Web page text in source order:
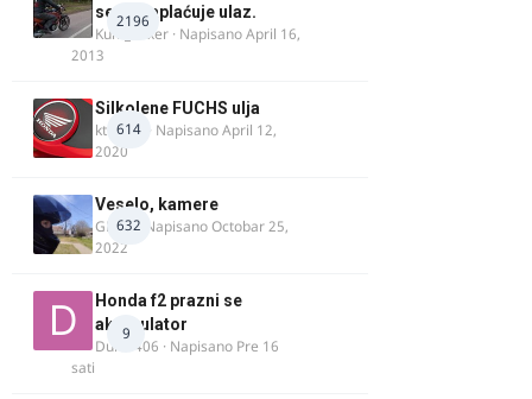
2196
se ne naplaćuje ulaz.
Kum_Mixer · NapisanoApril 16,
2013
614
Silkolene FUCHS ulja
ktm600 · NapisanoApril 12,
2020
632
Veselo, kamere
GR 46· NapisanoOctobar 25,
2022
9
Honda f2 prazni se
akomulator
Dule1406 · Napisano Pre 16
sati